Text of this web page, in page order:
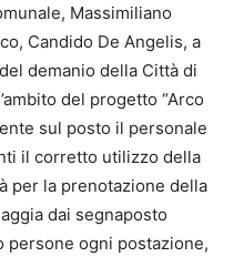
Massimiliano
Candido De Angelis, a
demanio della Città di
del progetto “Arco
sul posto il personale
il corretto utilizzo della
per la prenotazione della
dai segnaposto
persone ogni postazione,